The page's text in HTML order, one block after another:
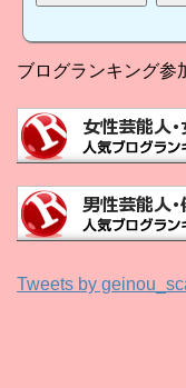
ブログランキング参
Tweets by